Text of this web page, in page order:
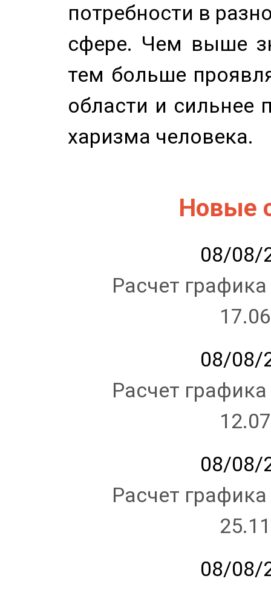
потребности в
сфере. Чем выше
тем больше
области и сильнее
харизма человека.
Новые
08/08/
Расчет
08/08/
Расчет
08/08/
Расчет
08/08/